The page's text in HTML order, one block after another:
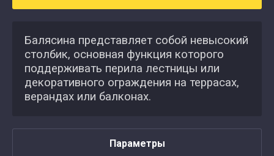
Балясина представляет собой невысокий
столбик, основная функция которого
поддерживать перила лестницы или
декоративного ограждения на террасах,
верандах или балконах.
Параметры